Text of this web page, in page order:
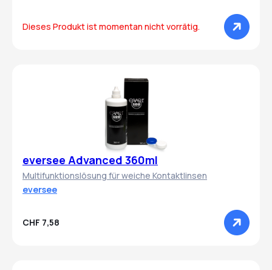
Dieses Produkt ist momentan nicht vorrätig.
eversee Advanced 360ml
Multifunktionslösung für weiche Kontaktlinsen
eversee
CHF 7,58